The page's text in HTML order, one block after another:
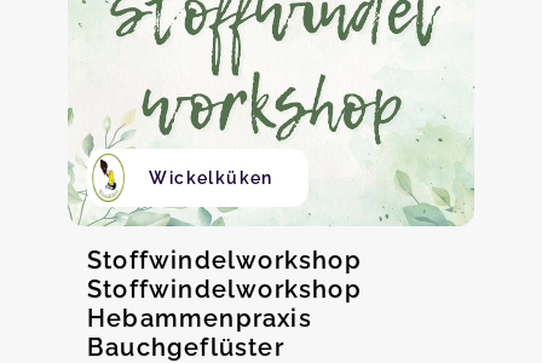
Wickelküken
Stoffwindelworkshop
Stoffwindelworkshop
Hebammenpraxis
Bauchgeflüster